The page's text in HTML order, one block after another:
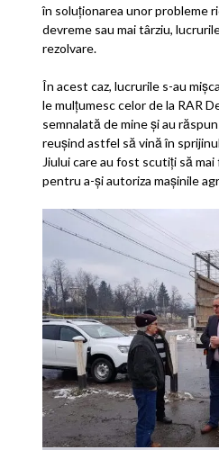
în soluționarea unor probleme
devreme sau mai târziu,
rezolvare.
În acest caz, lucrurile s-au
le mulțumesc celor de la RAR
semnalată de mine și au
reușind astfel să vină în
Jiului care au fost scutiți să mai
pentru a-și autoriza mașinile